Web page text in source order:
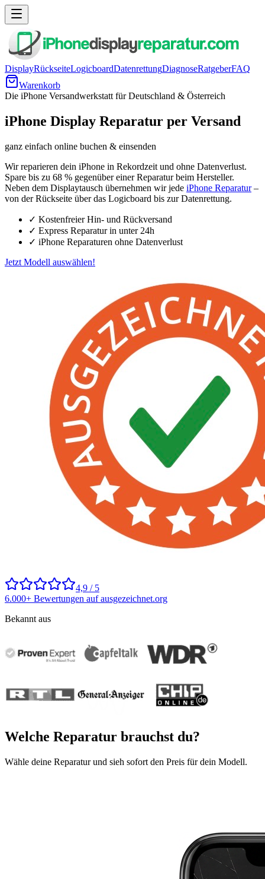
DisplayRückseiteLogicboardDatenrettungDiagnoseRatgeberFAQ
Warenkorb
Die iPhone Versandwerkstatt für Deutschland & Österreich
iPhone Display Reparatur per Versand
ganz einfach online buchen & einsenden
Wir reparieren dein iPhone in Rekordzeit und ohne Datenverlust.
Spare bis zu 68 % gegenüber einer Reparatur beim Hersteller.
Neben dem Displaytausch übernehmen wir jede iPhone Reparatur –
von der Rückseite über das Logicboard bis zur Datenrettung.
✓ Kostenfreier Hin- und Rückversand
✓ Express Reparatur in unter 24h
✓ iPhone Reparaturen ohne Datenverlust
Jetzt Modell auswählen!
4,9 / 5
6.000+ Bewertungen auf ausgezeichnet.org
Bekannt aus
Welche Reparatur brauchst du?
Wähle deine Reparatur und sieh sofort den Preis für dein Modell.